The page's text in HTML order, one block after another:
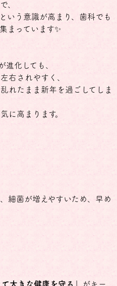
、
いう意識が高まり、歯科でも
まっています✨
進化しても、
右されやすく、
れたまま新年を過ごしてしま
に高まります。
細菌が増えやすいため、早め
大きな健康を守る」 がキー